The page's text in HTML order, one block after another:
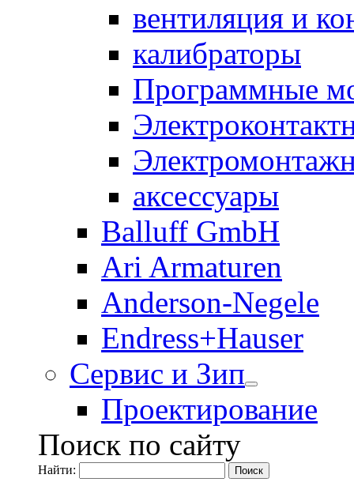
вентиляция и
калибраторы
Программные
аксессуары
Balluff GmbH
Ari Armaturen
Anderson-Negele
Endress+Hauser
Сервис и Зип
Проектирование
Поиск по сайту
Найти: